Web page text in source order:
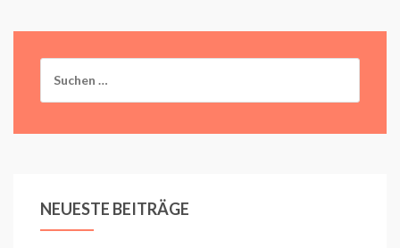
nach:
NEUESTE BEITRÄGE